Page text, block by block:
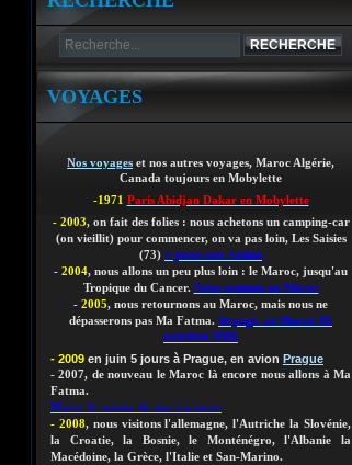
VOYAGES
Nos voyages et nos autres voyages, Maroc Algérie,
Canada toujours en Mobylette
-1971 Paris Abidjan Dakar en Mobylette
- 2003, on fait des folies : nous achetons un camping-car
(on vieillit) pour commencer, on va pas loin, Les Saisies
(73) 5 jours aux Saisies
- 2004, nous allons un peu plus loin : le Maroc, jusqu'au
Tropique du Cancer. Nous sommes au Maroc
- 2005, nous retournons au Maroc, mais nous ne
dépasserons pas Ma Fatma. Voyage au Maroc 01
octobre 2005
- 2009 en juin 5 jours à Prague, en avion Prague
- 2007, de nouveau le Maroc là encore nous allons à Ma
Fatma.
Maroc le retour de nos vacances
- 2008, nous visitons l'allemagne, l'Autriche la Slovénie,
la Croatie, la Bosnie, le Monténégro, l'Albanie la
Macédoine, la Grèce, l'Italie et San-Marino.